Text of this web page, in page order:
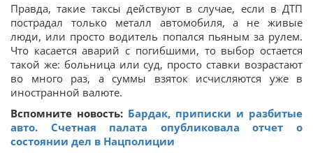
Правда, такие таксы действуют в случае, если в ДТП
пострадал только металл автомобиля, а не живые
люди, или просто водитель попался пьяным за рулем.
Что касается аварий с погибшими, то выбор остается
такой же: больница или суд, просто ставки возрастают
во много раз, а суммы взяток исчисляются уже в
иностранной валюте.
Вспомните новость: Бардак, приписки и разбитые
авто. Счетная палата опубликовала отчет о
состоянии дел в Нацполиции